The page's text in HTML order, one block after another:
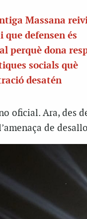
Massana
que defensen és
perquè dona
socials què
desatén
oficial. Ara, des
de